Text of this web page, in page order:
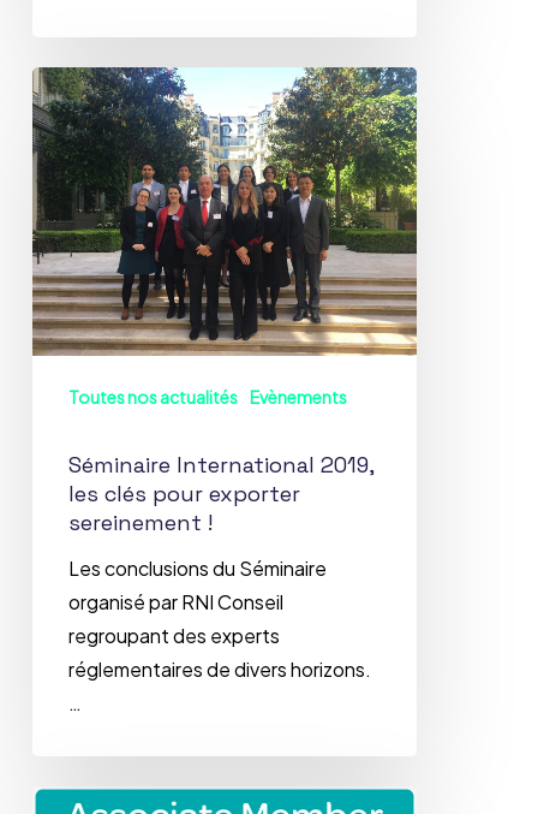
Séminaire
International
2019,
les
clés
pour
exporter
sereinement
!
Toutes nos actualités Evènements
Séminaire International 2019,
les clés pour exporter
sereinement !
Les conclusions du Séminaire
organisé par RNI Conseil
regroupant des experts
réglementaires de divers horizons.
…
RNI